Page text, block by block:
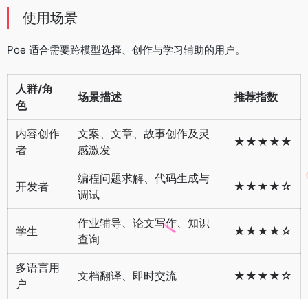
使用场景
Poe 适合需要跨模型选择、创作与学习辅助的用户。
人群/角
色
场景描述 推荐指数
内容创作
者
文案、文章、故事创作及灵
感激发
★★★★★
开发者
编程问题求解、代码生成与
调试
★★★★☆
学生
作业辅导、论文写作、知识
查询
★★★★☆
多语言用
户
文档翻译、即时交流 ★★★★☆